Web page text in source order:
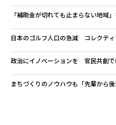
「補助金が切れても止まらない地域
日本のゴルフ人口の急減 コレクテ
政治にイノベーションを 官民共創
まちづくりのノウハウも「先輩から